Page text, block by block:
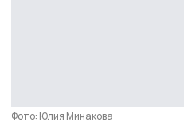
Фото: Юлия Минакова